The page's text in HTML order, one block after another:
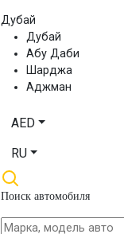
Дубай
Дубай
Абу Даби
Шарджа
Аджман
AED
RU
Поиск автомобиля